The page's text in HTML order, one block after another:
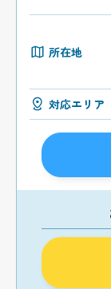
所在地
対応エリア